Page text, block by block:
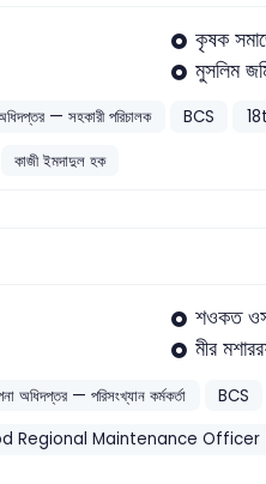
কৃষক
মুসলিম
— সহকারী পরিচালক BCS
কাজী ইমদাদুল হক
শওকত
মীর
অধিদপ্তর — পরিসংখ্যান কর্মকর্তা BCS
Regional Maintenance